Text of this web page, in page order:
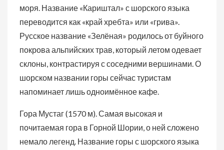
моря. Название «Кариштал» с шорского языка
переводится как «край хребта» или «грива».
Русское название «Зелёная» родилось от буйного
покрова альпийских трав, который летом одевает
склоны, контрастируя с соседними вершинами. О
шорском названии горы сейчас туристам
напоминает лишь одноимённое кафе.
Гора Мустаг (1570 м). Самая высокая и
почитаемая гора в Горной Шории, о ней сложено
немало легенд. Название горы с шорского языка